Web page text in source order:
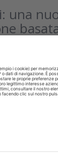
una
valutare